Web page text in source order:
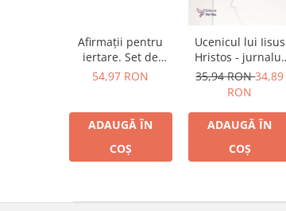
Afirmații pentru
iertare. Set de
cartoline +
54,97 RON
ADAUGĂ ÎN
COȘ
Ucenicul lui Iisus
Hristos - jurnalul
doctorului Sotirios
Crotos
35,94 RON34,89
RON
ADAUGĂ ÎN
COȘ